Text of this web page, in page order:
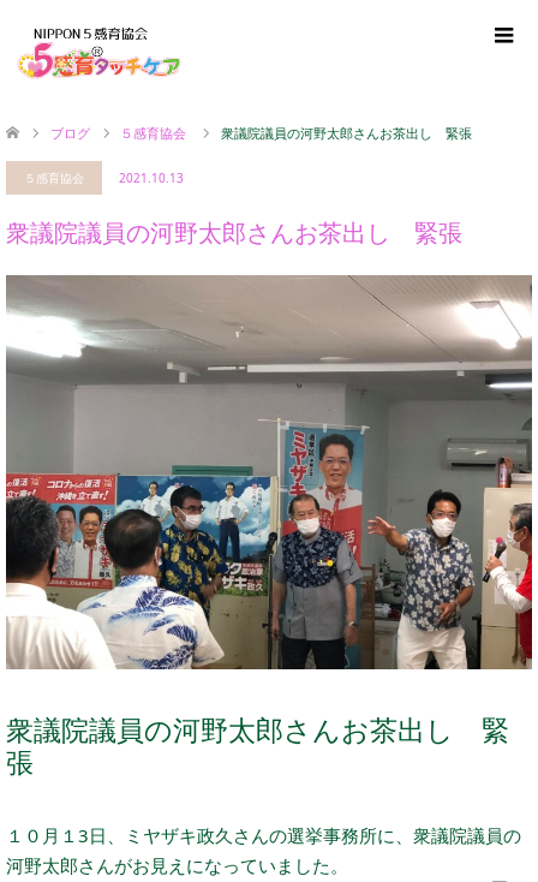
ブログ ５感育協会 衆議院議員の河野太郎さんお茶出し 緊張
５感育協会 2021.10.13
衆議院議員の河野太郎さんお茶出し 緊張
衆議院議員の河野太郎さんお茶出し 緊
張
１０月１3日、ミヤザキ政久さんの選挙事務所に、衆議院議員の
河野太郎さんがお見えになっていました。